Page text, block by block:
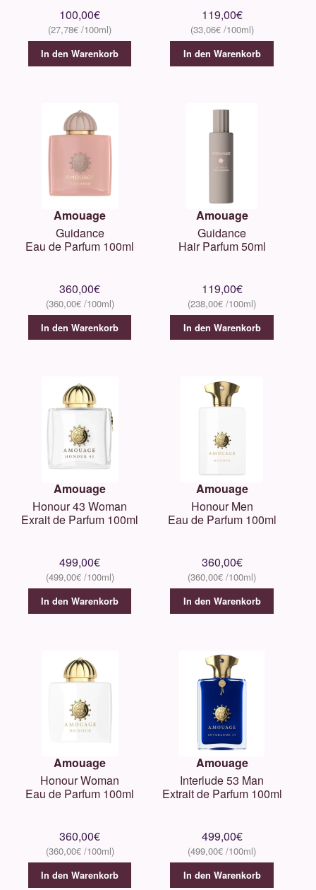
100,00€
27,78€
In den Warenkorb
119,00€
33,06€
In den Warenkorb
Amouage
Guidance
Eau de Parfum 100ml
360,00€
360,00€
In den Warenkorb
Amouage
Guidance
Hair Parfum 50ml
119,00€
238,00€
In den Warenkorb
Amouage
Honour 43 Woman
Exrait de Parfum 100ml
499,00€
499,00€
In den Warenkorb
Amouage
Honour Men
Eau de Parfum 100ml
360,00€
360,00€
In den Warenkorb
Amouage
Honour Woman
Eau de Parfum 100ml
360,00€
360,00€
In den Warenkorb
Amouage
Interlude 53 Man
Extrait de Parfum 100ml
499,00€
499,00€
In den Warenkorb